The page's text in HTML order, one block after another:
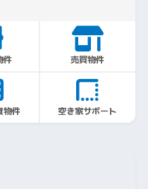
件 売買物件
物件 空き家サポート